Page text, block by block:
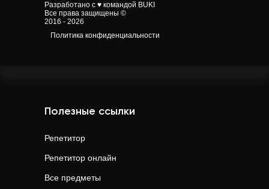
Разработано с ♥ командой BUKI
Все права защищены ©
2016 - 2026
Политика конфиденциальности
Полезные ссылки
Репетитор
Репетитор онлайн
Все предметы